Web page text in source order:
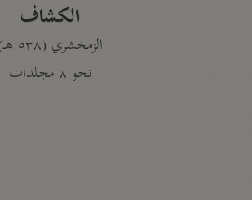
الكشاف
الزمخشري (٥٣٨ هـ)
نحو ٨ مجلدات